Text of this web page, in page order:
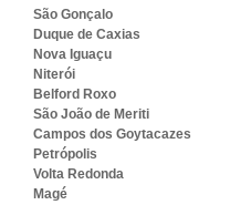
São Gonçalo
Duque de Caxias
Nova Iguaçu
Niterói
Belford Roxo
São João de Meriti
Campos dos Goytacazes
Petrópolis
Volta Redonda
Magé